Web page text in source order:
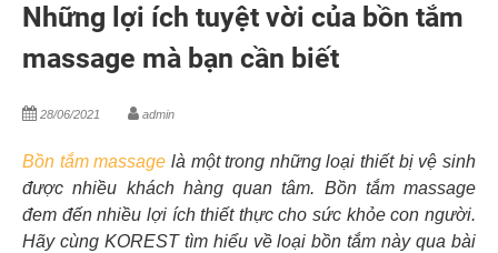
Những lợi ích tuyệt vời của bồn tắm
massage mà bạn cần biết
28/06/2021 admin
Bồn tắm massage là một trong những loại thiết bị vệ sinh
được nhiều khách hàng quan tâm. Bồn tắm massage
đem đến nhiều lợi ích thiết thực cho sức khỏe con người.
Hãy cùng KOREST tìm hiểu về loại bồn tắm này qua bài